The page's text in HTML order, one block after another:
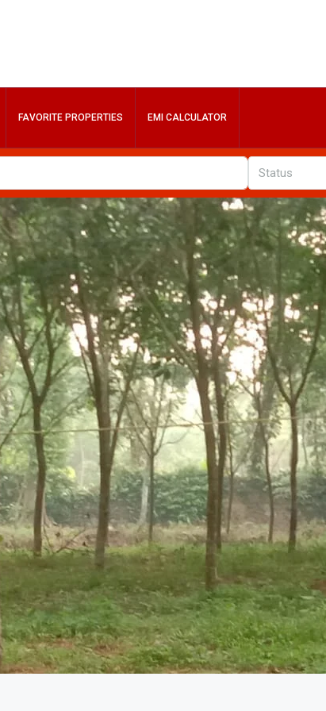
FAVORITE PROPERTIES EMI CALCULATOR
Status